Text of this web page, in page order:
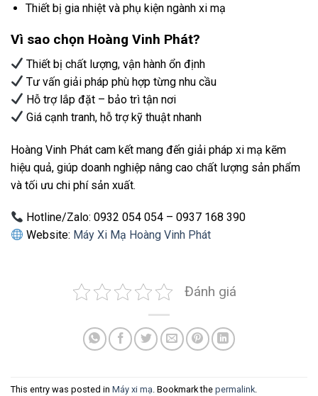
Thiết bị gia nhiệt và phụ kiện ngành xi mạ
Vì sao chọn Hoàng Vinh Phát?
Thiết bị chất lượng, vận hành ổn định
Tư vấn giải pháp phù hợp từng nhu cầu
Hỗ trợ lắp đặt – bảo trì tận nơi
Giá cạnh tranh, hỗ trợ kỹ thuật nhanh
Hoàng Vinh Phát cam kết mang đến giải pháp xi mạ kẽm
hiệu quả, giúp doanh nghiệp nâng cao chất lượng sản phẩm
và tối ưu chi phí sản xuất.
Hotline/Zalo: 0932 054 054 – 0937 168 390
Website: Máy Xi Mạ Hoàng Vinh Phát
Đánh giá
This entry was posted in Máy xi mạ . Bookmark the permalink